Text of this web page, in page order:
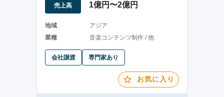
売上高 1億円〜2億円
地域
アジア
業種
音楽コンテンツ制作 / 他
会社譲渡 専門家あり
お気に入り